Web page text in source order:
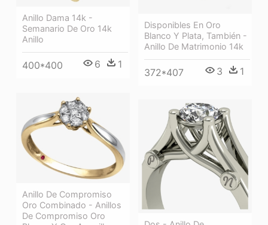
Anillo Dama 14k -
Semanario De Oro 14k
Anillo
400*400 6 1
Disponibles En Oro
Blanco Y Plata, También -
Anillo De Matrimonio 14k
372*407 3 1
Anillo De Compromiso
Oro Combinado - Anillos
De Compromiso Oro